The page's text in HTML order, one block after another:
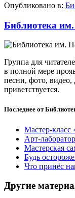
Опубликовано в:
Библиотека
Группа для
в полной мере
песни, фото, видео,
приветствуется.
Последнее от
Мастер-класс
Арт-
Мастерская
Будь
Что принёс
Другие